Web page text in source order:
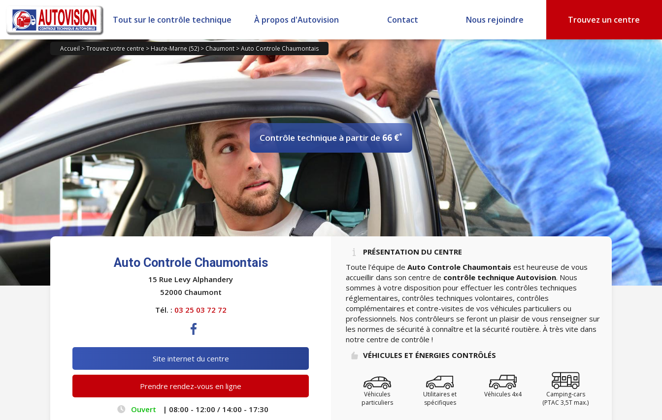
Panneau de gestion des cookies
Tout sur le contrôle technique À propos d'Autovision Contact Nous rejoindre Trouvez un centre
Accueil >Trouvez votre centre > Haute-Marne (52) > Chaumont >Auto Controle Chaumontais
Contrôle technique à partir de66 €*
Auto Controle Chaumontais
15 Rue Levy Alphandery
52000 Chaumont
Tél. : 03 25 03 72 72
Site internet du centre
Prendre rendez-vous en ligne
Ouvert | 08:00 - 12:00 / 14:00 - 17:30
PRÉSENTATION DU CENTRE
Toute l'équipe de Auto Controle Chaumontais est heureuse de vous
accueillir dans son centre de contrôle technique Autovision. Nous
sommes à votre disposition pour effectuer les contrôles techniques
réglementaires, contrôles techniques volontaires, contrôles
complémentaires et contre-visites de vos véhicules particuliers ou
professionnels. Nos contrôleurs se feront un plaisir de vous renseigner sur
les normes de sécurité à connaître et la sécurité routière. À très vite dans
notre centre de contrôle !
VÉHICULES ET ÉNERGIES CONTRÔLÉS
Véhicules
particuliers
Utilitaires et
spécifiques
Véhicules 4x4
Camping-cars
(PTAC 3,5T max.)